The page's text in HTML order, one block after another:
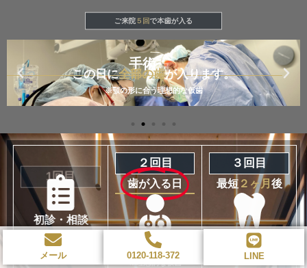
５回で本歯が入る
２回目
手術
この日に全部の歯が入ります。
※顎の形に合う理想的な仮歯
1回目
初診・相談
２回目
歯が入る日
手術
３回目
最短２ヶ月 後
型取り・
スキャン
メール 0120-118-372 LINE